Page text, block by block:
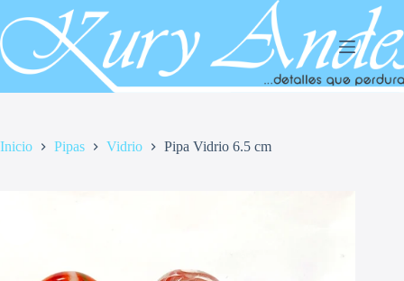
al
contenido
Inicio Pipas Vidrio Pipa Vidrio 6.5 cm